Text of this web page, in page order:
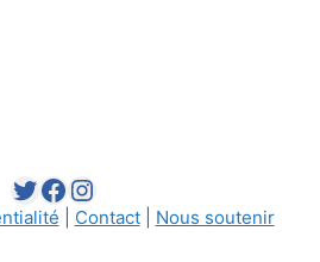
Twitter
Facebook
Instagram
Contact| Nous soutenir